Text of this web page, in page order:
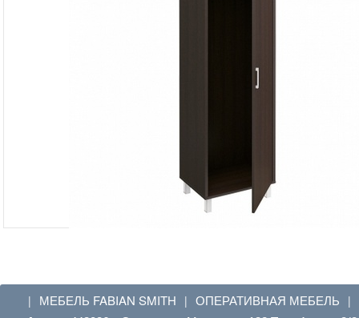
| МЕБЕЛЬ FABIAN SMITH | ОПЕРАТИВНАЯ МЕБЕЛЬ |